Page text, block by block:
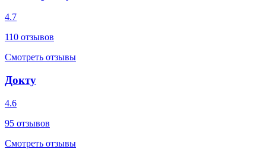
4.7
110 отзывов
Смотреть отзывы
Докту
4.6
95 отзывов
Смотреть отзывы